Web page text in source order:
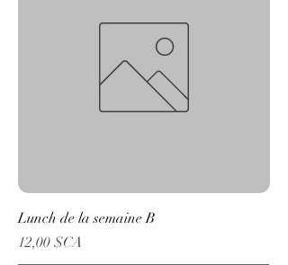
Lunch de la semaine B
Prix
12,00 $CA